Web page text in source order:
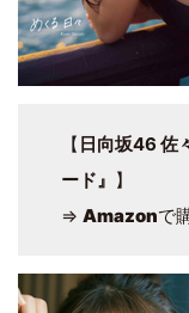
【 日向坂46 佐
ード』 】
⇒ Amazonで